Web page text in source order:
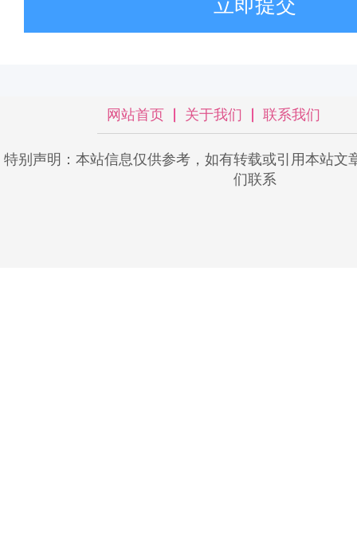
网站首页 关于我们 联系我们
特别声明：本站信息仅供参考，如有转载或引用本站文
们联系